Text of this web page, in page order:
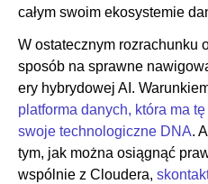
całym swoim ekosystemie
W ostatecznym rozrachunku
sposób na sprawne
ery hybrydowej AI.
platforma danych, która ma
swoje technologiczne DNA.
tym, jak można osiągnąć
wspólnie z Cloudera,